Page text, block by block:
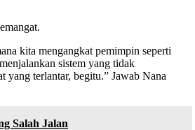
kita mengangkat pemimpin seperti
sistem yang tidak
yang terlantar, begitu.” Jawab Nana
Salah Jalan